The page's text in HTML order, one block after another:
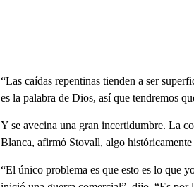
“Las caídas repentinas tienden a ser
es la palabra de Dios, así que tendremos
Y se avecina una gran incertidumbre. La
Blanca, afirmó Stovall, algo
“El único problema es que esto es lo que